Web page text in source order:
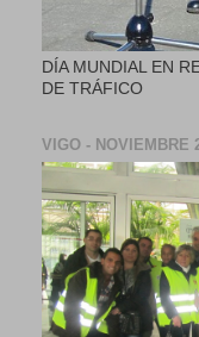
DÍA MUNDIAL EN
DE TRÁFICO
VIGO - NOVIEMBRE